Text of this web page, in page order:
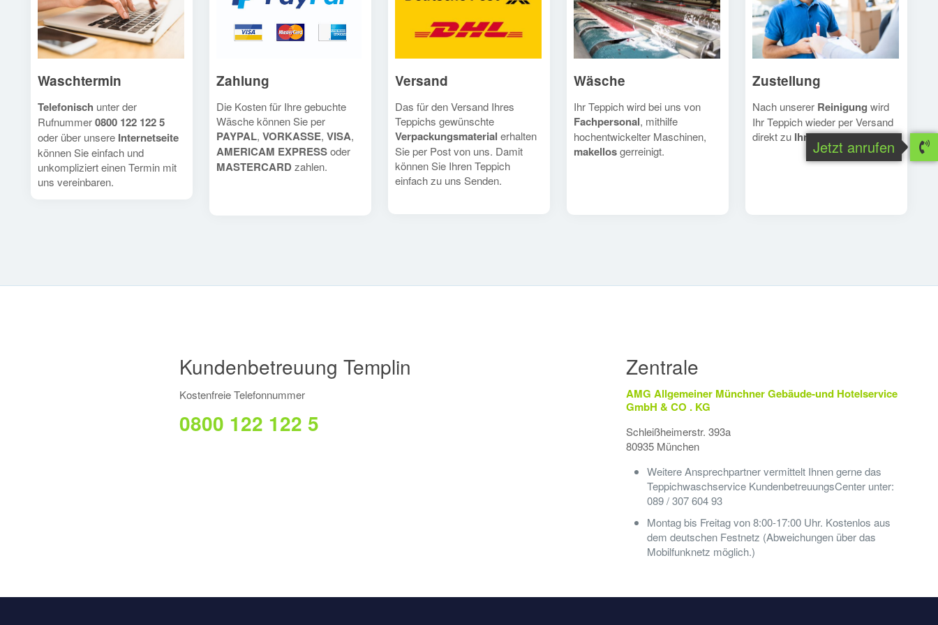
Waschtermin
Telefonisch unter der
Rufnummer0800 122 122 5
oder über unsere Internetseite
können Sie einfach und
unkompliziert einen Termin mit
uns vereinbaren.
Zahlung
Die Kosten für Ihre gebuchte
Wäsche können Sie per
PAYPAL, VORKASSE, VISA,
AMERICAM EXPRESSoder
MASTERCARDzahlen.
Versand
Das für den Versand Ihres
Teppichs gewünschte
Verpackungsmaterial erhalten
Sie per Post von uns. Damit
können Sie Ihren Teppich
einfach zu uns Senden.
Wäsche
Ihr Teppich wird bei uns von
Fachpersonal, mithilfe
hochentwickelter Maschinen,
makellosgerreinigt.
Zustellung
Nach unserer Reinigung wird
Ihr Teppich wieder per Versand
direkt zu Ihnengeschickt.
Kundenbetreuung Templin
Kostenfreie Telefonnummer
0800 122 122 5
Zentrale
AMG Allgemeiner Münchner Gebäude-und Hotelservice
GmbH & CO . KG
Schleißheimerstr. 393a
80935 München
Weitere Ansprechpartner vermittelt Ihnen gerne das
Teppichwaschservice KundenbetreuungsCenter unter:
089 / 307 604 93
Montag bis Freitag von 8:00-17:00 Uhr. Kostenlos aus
dem deutschen Festnetz (Abweichungen über das
Mobilfunknetz möglich.)
Jetzt anrufen